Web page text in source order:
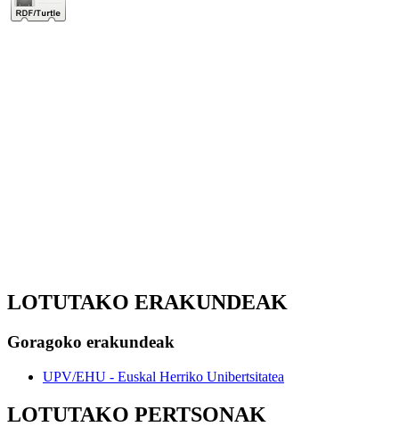
LOTUTAKO ERAKUNDEAK
Goragoko erakundeak
UPV/EHU - Euskal Herriko Unibertsitatea
LOTUTAKO PERTSONAK